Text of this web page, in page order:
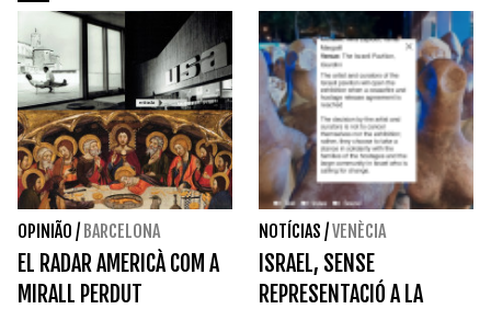
OPINIÃO / BARCELONA
EL RADAR AMERICÀ COM A
MIRALL PERDUT
NOTÍCIAS /VENÈCIA
ISRAEL, SENSE
REPRESENTACIÓ A LA